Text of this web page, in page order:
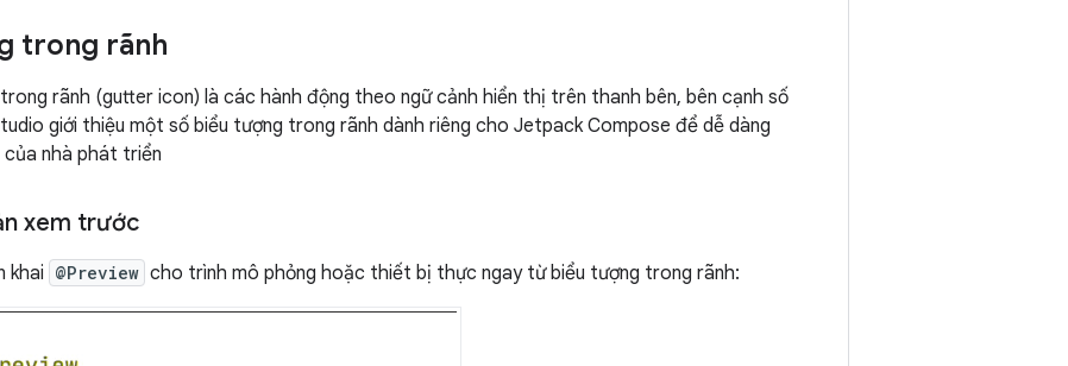
trong rãnh
rãnh (gutter icon) là các hành động theo ngữ cảnh hiển thị trên thanh bên, bên cạnh số
giới thiệu một số biểu tượng trong rãnh dành riêng cho Jetpack Compose để dễ dàng
nhà phát triển
xem trước
khai @Preview cho trình mô phỏng hoặc thiết bị thực ngay từ biểu tượng trong rãnh: